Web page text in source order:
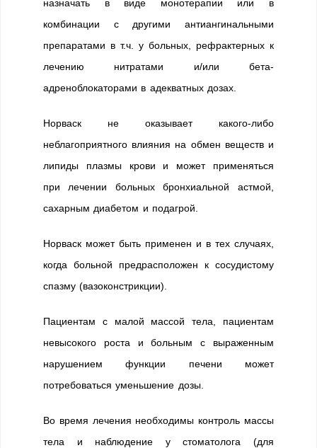
назначать в виде монотерапии или в
комбинации с другими антиангинальными
препаратами в т.ч. у больных, рефрактерных к
лечению нитратами и/или бета-
адреноблокаторами в адекватных дозах.
Норваск не оказывает какого-либо
неблагоприятного влияния на обмен веществ и
липиды плазмы крови и может применяться
при лечении больных бронхиальной астмой,
сахарным диабетом и подагрой.
Норваск может быть применен и в тех случаях,
когда больной предрасположен к сосудистому
спазму (вазоконстрикции).
Пациентам с малой массой тела, пациентам
невысокого роста и больным с выраженным
нарушением функции печени может
потребоваться уменьшение дозы.
Во время лечения необходимы контроль массы
тела и наблюдение у стоматолога (для